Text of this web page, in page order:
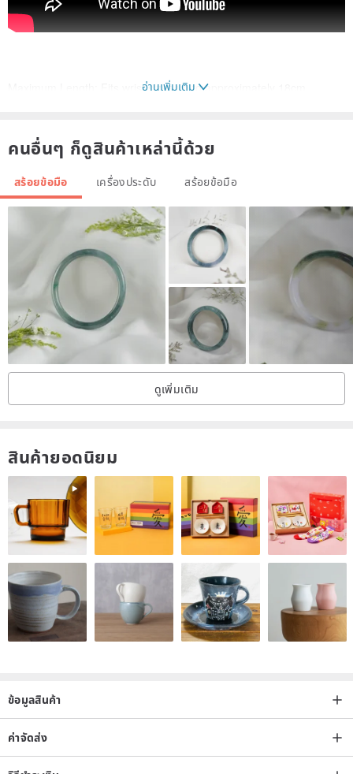
Maximum Length: Fits wrist sizes up to approximately 18cm
This is a solid black opal, hand-ground by the designer.
It was cut following the play-of-color, resulting in an irregular shape.
The opal displays a beautiful deep blue with green flashes, offering
a natural, raw aesthetic.
The loose stone is approximately 1.3ct.
The bracelet itself is a handcrafted piece, featuring hand-
hammered elements and a custom-made chain.
The hammered lines have been expertly adjusted to complement
both round and oval wrist shapes.
Each piece is infused with the warmth of handmade craftsmanship.
We invite you to make it yours. ❤️
natural mineral inclusions.
From the gemstone to the finished bracelet, the entire piece is
handmade.
This is a one-of-a-kind item.
Once sold, it will not be restocked.
อ่านเพิ่มเติม
คนอื่นๆ ก็ดูสินค้าเหล่านี้ด้วย
สร้อยข้อมือ เครื่องประดับ สร้อยข้อมือ
ดูเพิ่มเติม
สินค้ายอดนิยม
ข้อมูลสินค้า
ค่าจัดส่ง